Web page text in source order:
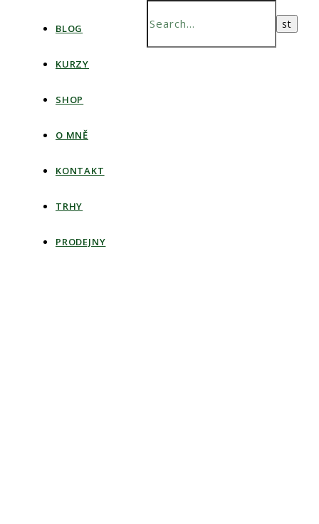
BLOG
KURZY
SHOP
O MNĚ
KONTAKT
TRHY
PRODEJNY